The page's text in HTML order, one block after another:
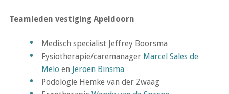
Teamleden vestiging Apeldoorn
Medisch specialist Jeffrey Boorsma
Fysiotherapie/caremanager Marcel Sales de
Melo en Jeroen Binsma
Podologie Hemke van der Zwaag